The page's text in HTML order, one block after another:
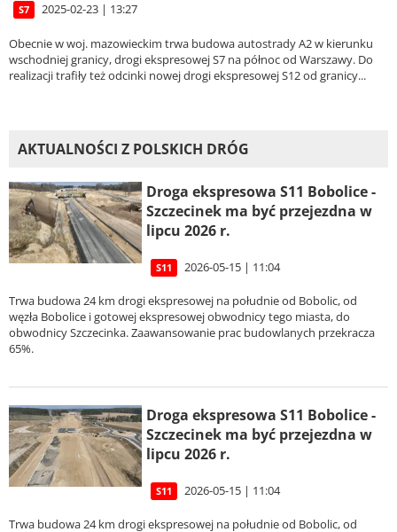
S7 2025-02-23 | 13:27
Obecnie w woj. mazowieckim trwa budowa autostrady A2 w kierunku
wschodniej granicy, drogi ekspresowej S7 na północ od Warszawy. Do
realizacji trafiły też odcinki nowej drogi ekspresowej S12 od granicy...
AKTUALNOŚCI Z POLSKICH DRÓG
Droga ekspresowa S11 Bobolice -
Szczecinek ma być przejezdna w
lipcu 2026 r.
S11 2026-05-15 | 11:04
Trwa budowa 24 km drogi ekspresowej na południe od Bobolic, od
węzła Bobolice i gotowej ekspresowej obwodnicy tego miasta, do
obwodnicy Szczecinka. Zaawansowanie prac budowlanych przekracza
65%.
Droga ekspresowa S11 Bobolice -
Szczecinek ma być przejezdna w
lipcu 2026 r.
S11 2026-05-15 | 11:04
Trwa budowa 24 km drogi ekspresowej na południe od Bobolic, od